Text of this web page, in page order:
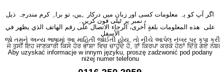
اگر آپ کو یہ معلومات کسی اور زبان میں درکار ہیں، تو براہِ کرم مندرجہ ذیل
نمبر پر ٹیلی فون کریں۔
على هذه المعلومات بلغةٍ أُخرى، الرجاء الاتصال على رقم الهاتف الذي يظهر في
الأسفل
જો તમને અન્ય ભાષામાં આ માહિતી જોઈતી હોય, તો નીચે આપેલ નંબર પર કૃપા કરી
ਜੇ ਤੁਸੀਂ ਇਹ ਜਾਣਕਾਰੀ ਕਿਸੇ ਹੋਰ ਭਾਸ਼ਾ ਵਿਚ ਚਾਹੁੰਦੇ ਹੋ, ਤਾਂ ਕਿਰਪਾ ਕਰਕੇ ਹੇਠਾਂ ਦਿੱਤੇ ਗਏ
Aby uzyskać informacje w innym języku, proszę zadzwonić pod podany
niżej numer telefonu